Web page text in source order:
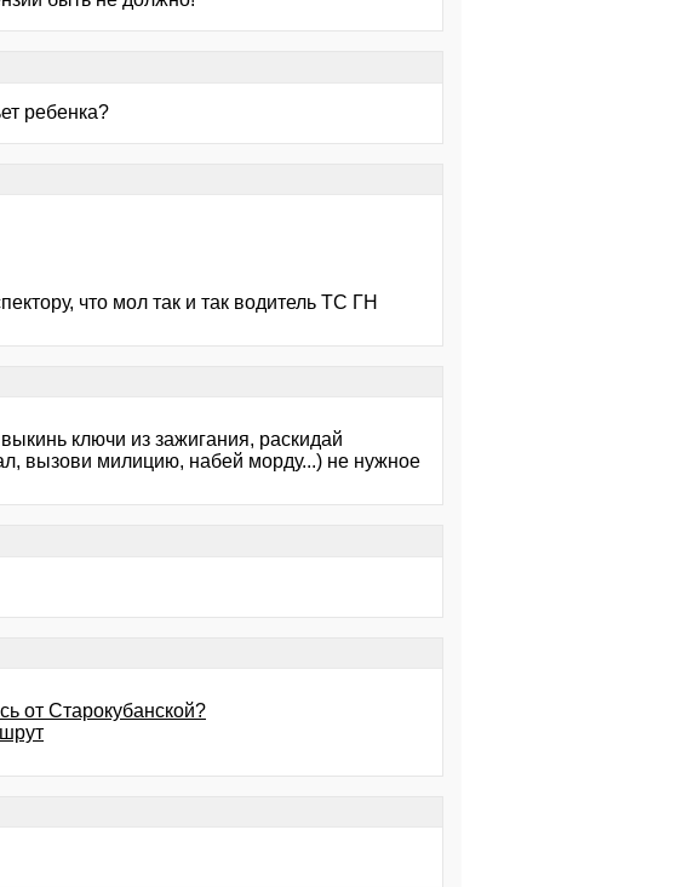
ребенка?
что мол так и так водитель ТС ГН
ключи из зажигания, раскидай
вызови милицию, набей морду...) не нужное
от Старокубанской?